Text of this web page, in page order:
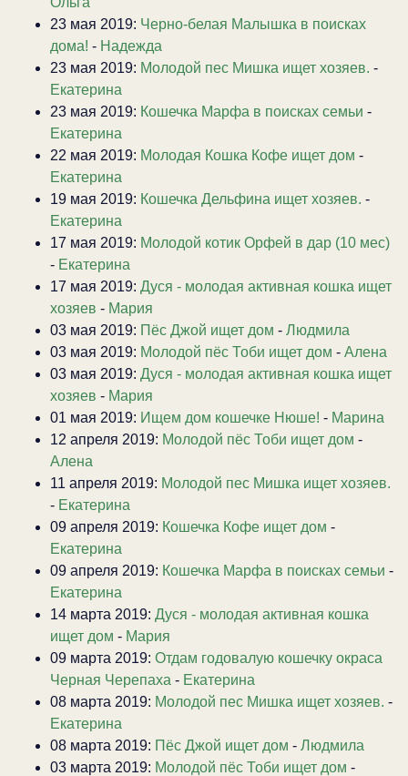
23 мая 2019: Черно-белая Малышка в поисках
дома! - Надежда
23 мая 2019: Молодой пес Мишка ищет хозяев. -
Екатерина
23 мая 2019: Кошечка Марфа в поисках семьи -
Екатерина
22 мая 2019: Молодая Кошка Кофе ищет дом -
Екатерина
19 мая 2019: Кошечка Дельфина ищет хозяев. -
Екатерина
17 мая 2019: Молодой котик Орфей в дар (10 мес)
- Екатерина
17 мая 2019: Дуся - молодая активная кошка ищет
хозяев - Мария
03 мая 2019: Пёс Джой ищет дом - Людмила
03 мая 2019: Молодой пёс Тоби ищет дом - Алена
03 мая 2019: Дуся - молодая активная кошка ищет
хозяев - Мария
01 мая 2019: Ищем дом кошечке Нюше! - Марина
12 апреля 2019: Молодой пёс Тоби ищет дом -
Алена
11 апреля 2019: Молодой пес Мишка ищет хозяев.
- Екатерина
09 апреля 2019: Кошечка Кофе ищет дом -
Екатерина
09 апреля 2019: Кошечка Марфа в поисках семьи -
Екатерина
14 марта 2019: Дуся - молодая активная кошка
ищет дом - Мария
09 марта 2019: Отдам годовалую кошечку окраса
Черная Черепаха - Екатерина
08 марта 2019: Молодой пес Мишка ищет хозяев. -
Екатерина
08 марта 2019: Пёс Джой ищет дом - Людмила
03 марта 2019: Молодой пёс Тоби ищет дом -